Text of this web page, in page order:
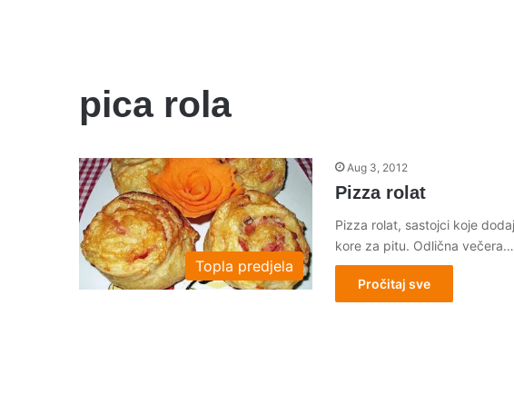
pica rola
Topla predjela
Aug 3, 2012
Pizza rolat
Pizza rolat, sastojci koje
kore za pitu. Odlična večera…
Pročitaj sve